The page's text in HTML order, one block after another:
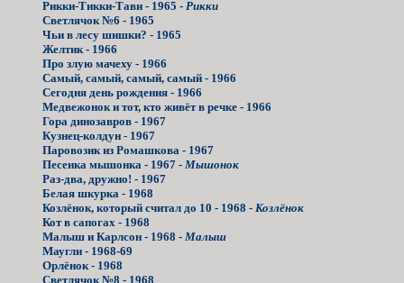
Рикки-Тикки-Тави - 1965 - Рикки
Светлячок №6 - 1965
Чьи в лесу шишки? - 1965
Желтик - 1966
Про злую мачеху - 1966
Самый, самый, самый, самый - 1966
Сегодня день рождения - 1966
Медвежонок и тот, кто живёт в речке - 1966
Гора динозавров - 1967
Кузнец-колдун - 1967
Паровозик из Ромашкова - 1967
Песенка мышонка - 1967 - Мышонок
Раз-два, дружно! - 1967
Белая шкурка - 1968
Козлёнок, который считал до 10 - 1968 - Козлёнок
Кот в сапогах - 1968
Малыш и Карлсон - 1968 - Малыш
Маугли - 1968-69
Орлёнок - 1968
Светлячок №8 - 1968